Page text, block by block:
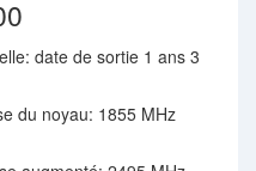
date de sortie 1 ans 3
du noyau: 1855 MHz